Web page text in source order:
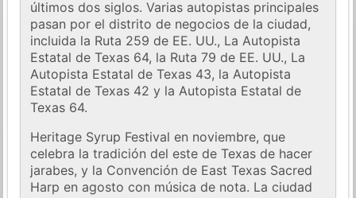
últimos dos siglos. Varias autopistas principales
pasan por el distrito de negocios de la ciudad,
incluida la Ruta 259 de EE. UU., La Autopista
Estatal de Texas 64, la Ruta 79 de EE. UU., La
Autopista Estatal de Texas 43, la Autopista
Estatal de Texas 42 y la Autopista Estatal de
Texas 64.
Heritage Syrup Festival en noviembre, que
celebra la tradición del este de Texas de hacer
jarabes, y la Convención de East Texas Sacred
Harp en agosto con música de nota. La ciudad